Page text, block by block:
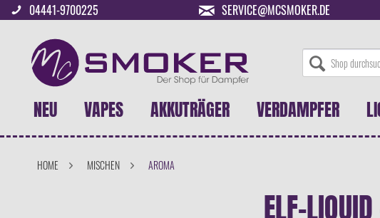
04441-9700225 SERVICE@MCSMOKER.DE
NEU VAPES AKKUTRÄGER VERDAMPFER
HOME MISCHEN AROMA
ELF-